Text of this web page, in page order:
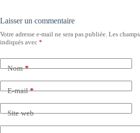
Laisser un commentaire
Votre adresse e-mail ne sera pas publiée. Les
indiqués avec *
Nom*
E-mail*
Site web